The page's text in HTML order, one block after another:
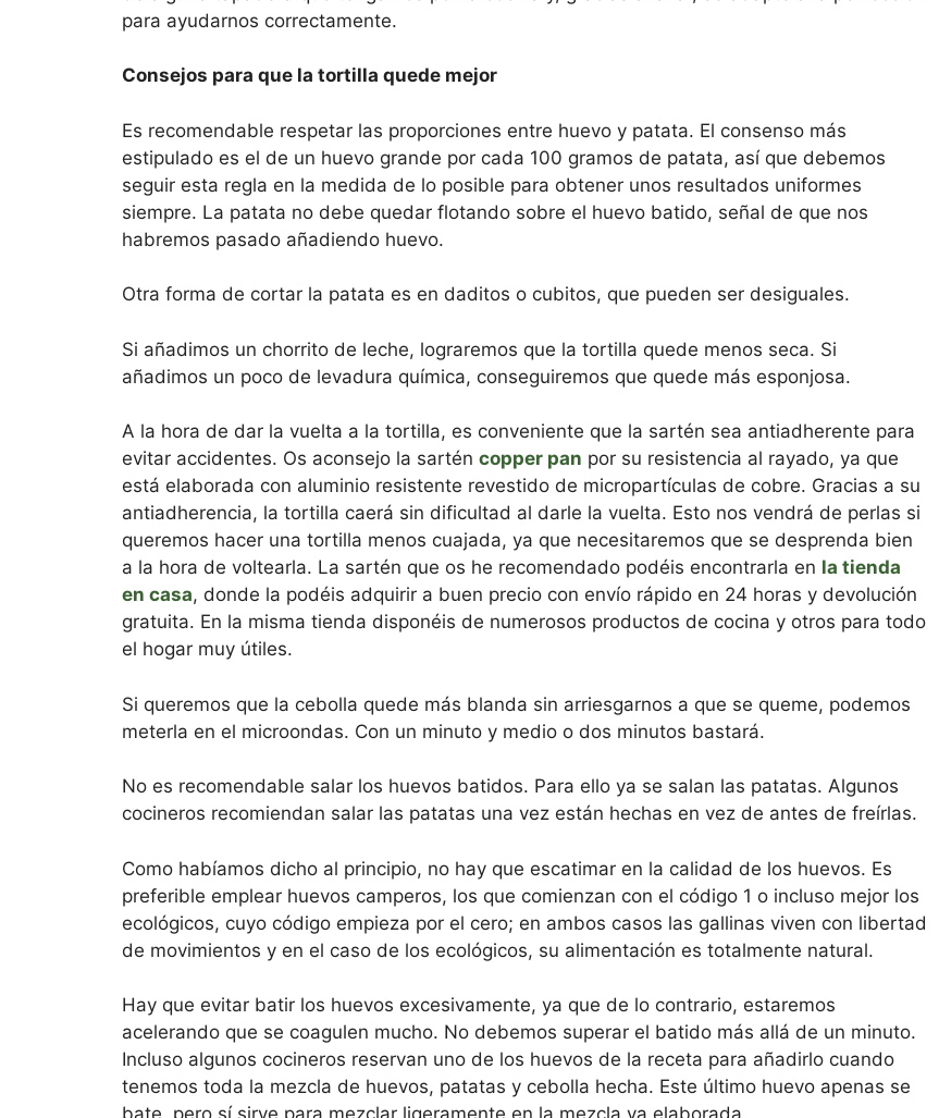
para ayudarnos correctamente.
Consejos para que la tortilla quede mejor
Es recomendable respetar las proporciones entre huevo y patata. El consenso más
estipulado es el de un huevo grande por cada 100 gramos de patata, así que debemos
seguir esta regla en la medida de lo posible para obtener unos resultados uniformes
siempre. La patata no debe quedar flotando sobre el huevo batido, señal de que nos
habremos pasado añadiendo huevo.
Otra forma de cortar la patata es en daditos o cubitos, que pueden ser desiguales.
Si añadimos un chorrito de leche, lograremos que la tortilla quede menos seca. Si
añadimos un poco de levadura química, conseguiremos que quede más esponjosa.
A la hora de dar la vuelta a la tortilla, es conveniente que la sartén sea antiadherente para
evitar accidentes. Os aconsejo la sartén copper pan por su resistencia al rayado, ya que
está elaborada con aluminio resistente revestido de micropartículas de cobre. Gracias a su
antiadherencia, la tortilla caerá sin dificultad al darle la vuelta. Esto nos vendrá de perlas si
queremos hacer una tortilla menos cuajada, ya que necesitaremos que se desprenda bien
a la hora de voltearla. La sartén que os he recomendado podéis encontrarla en la tienda
en casa, donde la podéis adquirir a buen precio con envío rápido en 24 horas y devolución
gratuita. En la misma tienda disponéis de numerosos productos de cocina y otros para todo
el hogar muy útiles.
Si queremos que la cebolla quede más blanda sin arriesgarnos a que se queme, podemos
meterla en el microondas. Con un minuto y medio o dos minutos bastará.
No es recomendable salar los huevos batidos. Para ello ya se salan las patatas. Algunos
cocineros recomiendan salar las patatas una vez están hechas en vez de antes de freírlas.
Como habíamos dicho al principio, no hay que escatimar en la calidad de los huevos. Es
preferible emplear huevos camperos, los que comienzan con el código 1 o incluso mejor los
ecológicos, cuyo código empieza por el cero; en ambos casos las gallinas viven con libertad
de movimientos y en el caso de los ecológicos, su alimentación es totalmente natural.
Hay que evitar batir los huevos excesivamente, ya que de lo contrario, estaremos
acelerando que se coagulen mucho. No debemos superar el batido más allá de un minuto.
Incluso algunos cocineros reservan uno de los huevos de la receta para añadirlo cuando
tenemos toda la mezcla de huevos, patatas y cebolla hecha. Este último huevo apenas se